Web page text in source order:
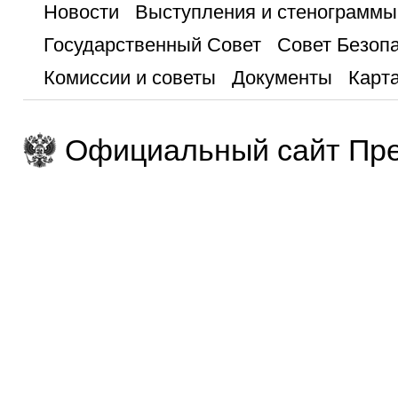
Новости
Выступления и стенограммы
Государственный Совет
Совет
Комиссии и советы
Документы
Официальный сайт